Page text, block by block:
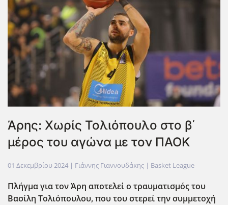
Άρης: Χωρίς Τολιόπουλο στο β΄
μέρος του αγώνα με τον ΠΑΟΚ
01 Δεκεμβρίου 2024 | Γιάννης Γιαννουδάκης | Basket League
Πλήγμα για τον Άρη αποτελεί ο τραυματισμός του
Βασίλη Τολιόπουλου, που του στερεί την συμμετοχή